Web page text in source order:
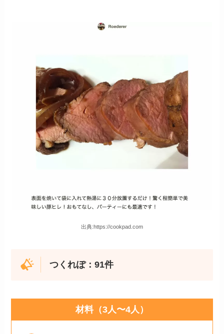
出典:https://cookpad.com
つくれぽ：91件
材料（3人〜4人）